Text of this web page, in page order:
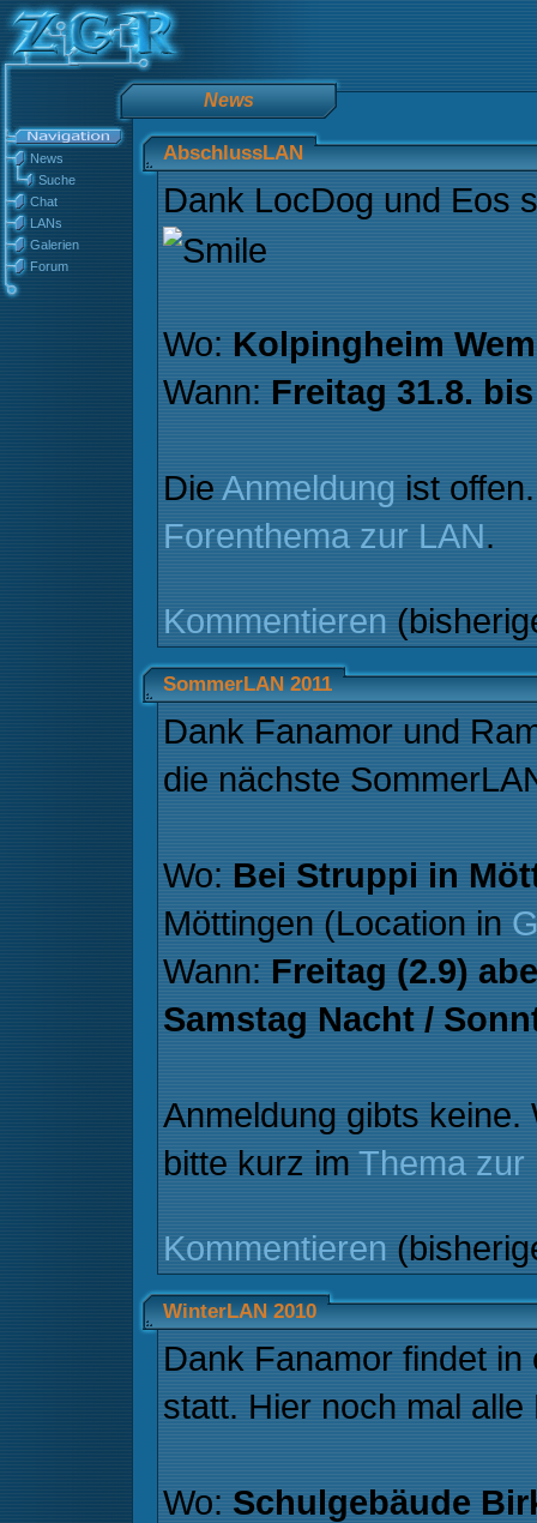
News
News
Suche
Chat
LANs
Galerien
Forum
AbschlussLAN
Dank LocDog und Eos
Wo: Kolpingheim
Wann: Freitag 31.8.
Die Anmeldung ist
Forenthema zur LAN.
Kommentieren
SommerLAN 2011
Dank Fanamor und
die nächste
Wo: Bei Struppi in
Möttingen (Location in
Wann: Freitag (2.9)
Samstag Nacht /
Anmeldung gibts
bitte kurz im Thema zur
Kommentieren
WinterLAN 2010
Dank Fanamor findet in
statt. Hier noch mal
Wo: Schulgebäude